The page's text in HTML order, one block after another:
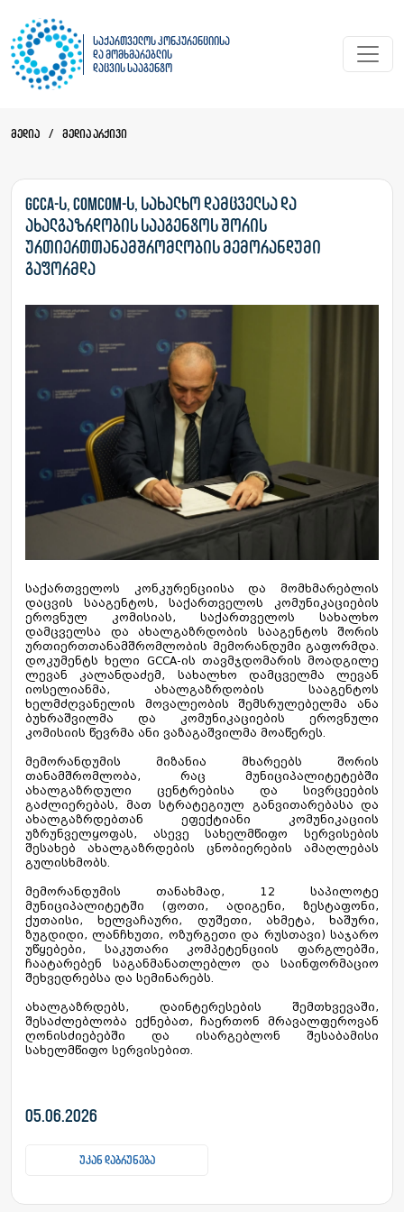
საქართველოს კონკურენციისა
და მომხმარებლის
დაცვის სააგენტო
მედია / მედია არქივი
GCCA-ს, ComCom-ს, სახალხო დამცველსა და
ახალგაზრდობის სააგენტოს შორის
ურთიერთთანამშრომლობის მემორანდუმი
გაფორმდა
საქართველოს კონკურენციისა და მომხმარებლის
დაცვის სააგენტოს, საქართველოს კომუნიკაციების
ეროვნულ კომისიას, საქართველოს სახალხო
დამცველსა და ახალგაზრდობის სააგენტოს შორის
ურთიერთთანამშრომლობის მემორანდუმი გაფორმდა.
დოკუმენტს ხელი GCCA-ის თავმჯდომარის მოადგილე
ლევან კალანდაძემ, სახალხო დამცველმა ლევან
იოსელიანმა, ახალგაზრდობის სააგენტოს
ხელმძღვანელის მოვალეობის შემსრულებელმა ანა
ბუხრაშვილმა და კომუნიკაციების ეროვნული
კომისიის წევრმა ანი ვაზაგაშვილმა მოაწერეს.
მემორანდუმის მიზანია მხარეებს შორის
თანამშრომლობა, რაც მუნიციპალიტეტებში
ახალგაზრდული ცენტრებისა და სივრცეების
გაძლიერებას, მათ სტრატეგიულ განვითარებასა და
ახალგაზრდებთან ეფექტიანი კომუნიკაციის
უზრუნველყოფას, ასევე სახელმწიფო სერვისების
შესახებ ახალგაზრდების ცნობიერების ამაღლებას
გულისხმობს.
მემორანდუმის თანახმად, 12 საპილოტე
მუნიციპალიტეტში (ფოთი, ადიგენი, ზესტაფონი,
ქუთაისი, ხელვაჩაური, დუშეთი, ახმეტა, ხაშური,
ზუგდიდი, ლანჩხუთი, ოზურგეთი და რუსთავი) საჯარო
უწყებები, საკუთარი კომპეტენციის ფარგლებში,
ჩაატარებენ საგანმანათლებლო და საინფორმაციო
შეხვედრებსა და სემინარებს.
ახალგაზრდებს, დაინტერესების შემთხვევაში,
შესაძლებლობა ექნებათ, ჩაერთონ მრავალფეროვან
ღონისძიებებში და ისარგებლონ შესაბამისი
სახელმწიფო სერვისებით.
05.06.2026
უკან დაბრუნება